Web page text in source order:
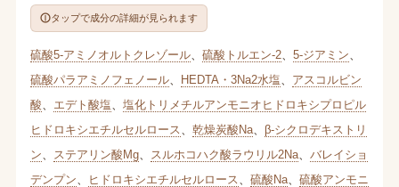
タップで成分の詳細が見られます
硫酸5-アミノオルトクレゾール、 硫酸トルエン-2、 5-ジアミン
硫酸パラアミノフェノール、 HEDTA・3Na2水塩
アスコルビン
酸
エデト酸塩
塩化トリメチルアンモニオヒドロキシプロピル
ヒドロキシエチルセルロース
乾燥炭酸Na、 β-シクロデキストリ
ン
ステアリン酸Mg、 スルホコハク酸ラウリル2Na、 バレイショ
デンプン
ヒドロキシエチルセルロース 硫酸Na、 硫酸アンモニ